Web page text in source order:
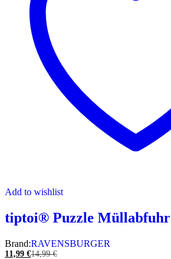
Add to wishlist
tiptoi® Puzzle Müllabfuhr
Brand:RAVENSBURGER
11,99 €14,99€